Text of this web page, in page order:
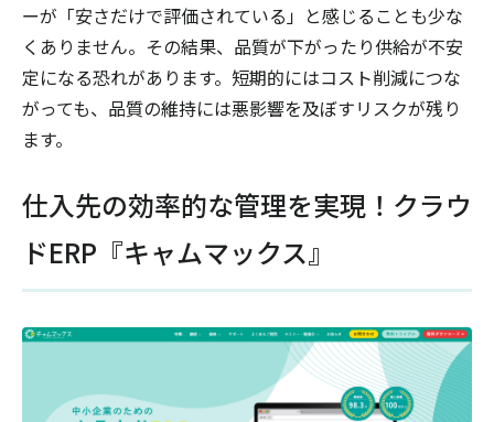
ーが「安さだけで評価されている」と感じることも少な
くありません。その結果、品質が下がったり供給が不安
定になる恐れがあります。短期的にはコスト削減につな
がっても、品質の維持には悪影響を及ぼすリスクが残り
ます。
仕入先の効率的な管理を実現！クラウ
ドERP『キャムマックス』